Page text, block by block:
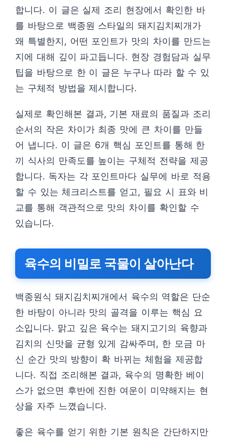
합니다. 이 글은 실제 조리 현장에서 확인한 바
를 바탕으로 백종원 스타일의 돼지김치찌개가
왜 특별한지, 어떤 포인트가 맛의 차이를 만드는
지에 대해 깊이 파고듭니다. 현장 경험담과 실무
팁을 바탕으로 한 이 글은 누구나 따라 할 수 있
는 구체적 방법을 제시합니다.
실제로 확인해본 결과, 기본 재료의 품질과 조리
순서의 작은 차이가 최종 맛에 큰 차이를 만들
어 냅니다. 이 글은 6개 핵심 포인트를 통해 한
끼 식사의 만족도를 높이는 구체적 전략을 제공
합니다. 독자는 각 포인트마다 실무에 바로 적용
할 수 있는 체크리스트를 얻고, 필요 시 표와 비
교를 통해 객관적으로 맛의 차이를 확인할 수
있습니다.
육수의 비밀로 국물이 살아난다
백종원식 돼지김치찌개에서 육수의 역할은 단순
한 바탕이 아니라 맛의 골격을 이루는 핵심 요
소입니다. 맑고 깊은 육수는 돼지고기의 육향과
김치의 신맛을 균형 있게 감싸주며, 한 모금 마
신 순간 맛의 방향이 확 바뀌는 체험을 제공합
니다. 직접 조리해본 결과, 육수의 명확한 베이
스가 없으면 후반에 진한 여운이 미약해지는 현
상을 자주 느꼈습니다.
좋은 육수를 얻기 위한 기본 원칙은 간단하지만